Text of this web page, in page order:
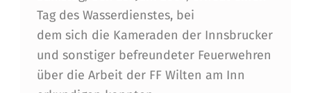
R
D
I
Tag des Wasserdienstes, bei
dem sich die Kameraden der Innsbrucker
und sonstiger befreundeter Feuerwehren
über die Arbeit der FF Wilten am Inn